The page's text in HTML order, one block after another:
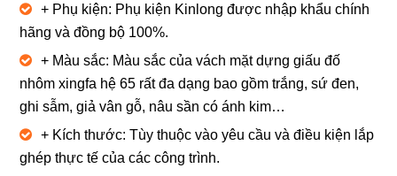
+ Phụ kiện: Phụ kiện Kinlong được nhập khẩu chính
hãng và đồng bộ 100%.
+ Màu sắc: Màu sắc của vách mặt dựng giấu đố
nhôm xingfa hệ 65 rất đa dạng bao gồm trắng, sứ đen,
ghi sẫm, giả vân gỗ, nâu sần có ánh kim…
+ Kích thước: Tùy thuộc vào yêu cầu và điều kiện lắp
ghép thực tế của các công trình.